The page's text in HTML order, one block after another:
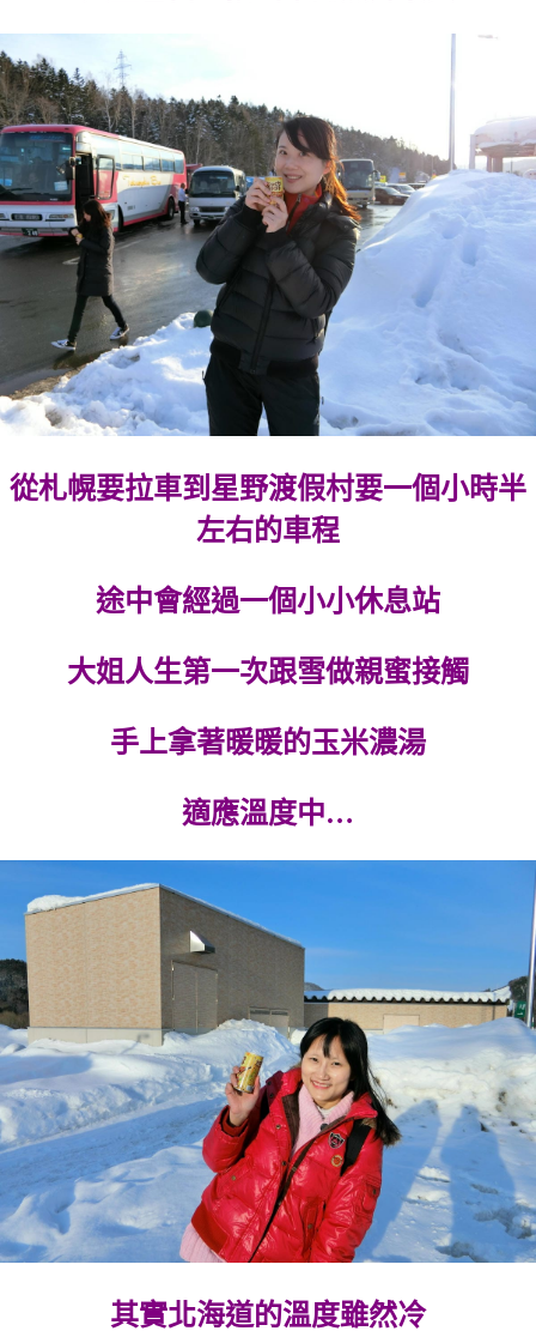
從札幌要拉車到星野渡假村要一個小時半
左右的車程
途中會經過一個小小休息站
大姐人生第一次跟雪做親蜜接觸
手上拿著暖暖的玉米濃湯
適應溫度中…
其實北海道的溫度雖然冷